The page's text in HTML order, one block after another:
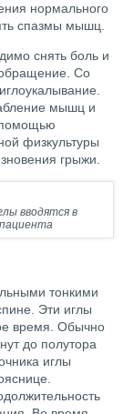
нормального
спазмы мышц.
снять боль и
Со
мышц и
помощью
физкультуры
грыжи.
вводятся в
тонкими
Эти иглы
время. Обычно
до полутора
иглы